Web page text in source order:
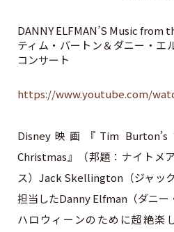
DANNY ELFMAN’S Music from
ティム・バートン＆ダニー・エ
コンサート
https://www.youtube.com/
Disney映画『Tim Burton’s
Christmas』（邦題：ナイトメ
ス）Jack Skellington（ジャッ
担当したDanny Elfman（ダニー
ハロウィーンのために超絶楽